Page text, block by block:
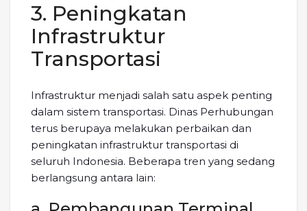
3. Peningkatan
Infrastruktur
Transportasi
Infrastruktur menjadi salah satu aspek penting
dalam sistem transportasi. Dinas Perhubungan
terus berupaya melakukan perbaikan dan
peningkatan infrastruktur transportasi di
seluruh Indonesia. Beberapa tren yang sedang
berlangsung antara lain: